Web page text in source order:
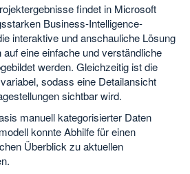
findet in Microsoft
Business-Intelligence-
interaktive und anschauliche Lösung
eine einfache und verständliche
werden. Gleichzeitig ist die
sodass eine Detailansicht
sichtbar wird.
manuell kategorisierter Daten
konnte Abhilfe für einen
Überblick zu aktuellen